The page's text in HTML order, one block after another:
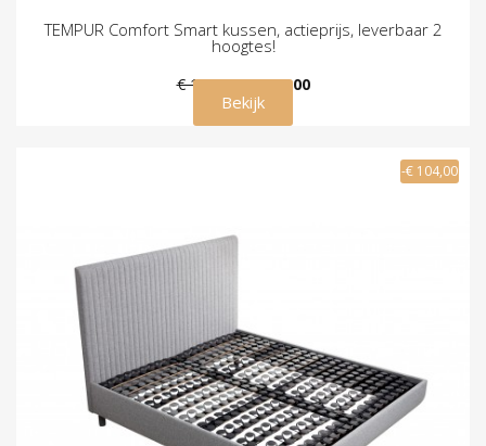
TEMPUR Comfort Smart kussen, actieprijs, leverbaar 2
hoogtes!
€ 189,00 € 149,00
Bekijk
-€ 104,00